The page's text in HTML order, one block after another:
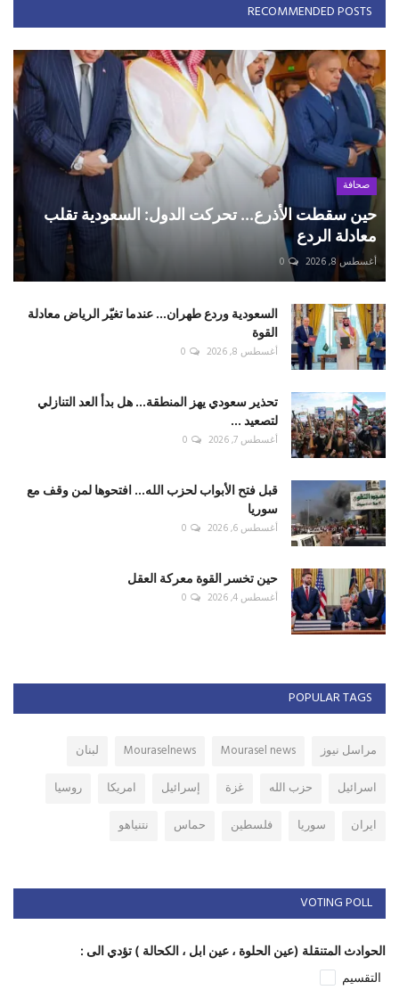
RECOMMENDED POSTS
صحافة
حين سقطت الأذرع... تحركت الدول: السعودية تقلب
معادلة الردع
أغسطس 8, 2026 0
السعودية وردع طهران... عندما تغيّر الرياض معادلة
القوة
أغسطس 8, 2026 0
تحذير سعودي يهز المنطقة... هل بدأ العد التنازلي
لتصعيد ...
أغسطس 7, 2026 0
قبل فتح الأبواب لحزب الله... افتحوها لمن وقف مع
سوريا
أغسطس 6, 2026 0
حين تخسر القوة معركة العقل
أغسطس 4, 2026 0
POPULAR TAGS
مراسل نيوز Mourasel news
Mouraselnews
لبنان
اسرائيل
حزب الله غزة إسرائيل امريكا
روسيا
ايران
سوريا فلسطين حماس نتنياهو
VOTING POLL
الحوادث المتنقلة (عين الحلوة ، عين ابل ، الكحالة ) تؤدي الى :
التقسيم